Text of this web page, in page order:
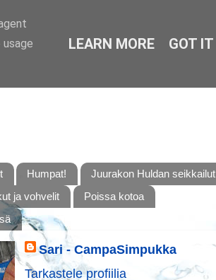
Humpat!
Juurakon Huldan seikkailut
ja vohvelit
Poissa kotoa
Sari - CampaSimpukka
Tarkastele profiilia
LEARN MORE GOT IT